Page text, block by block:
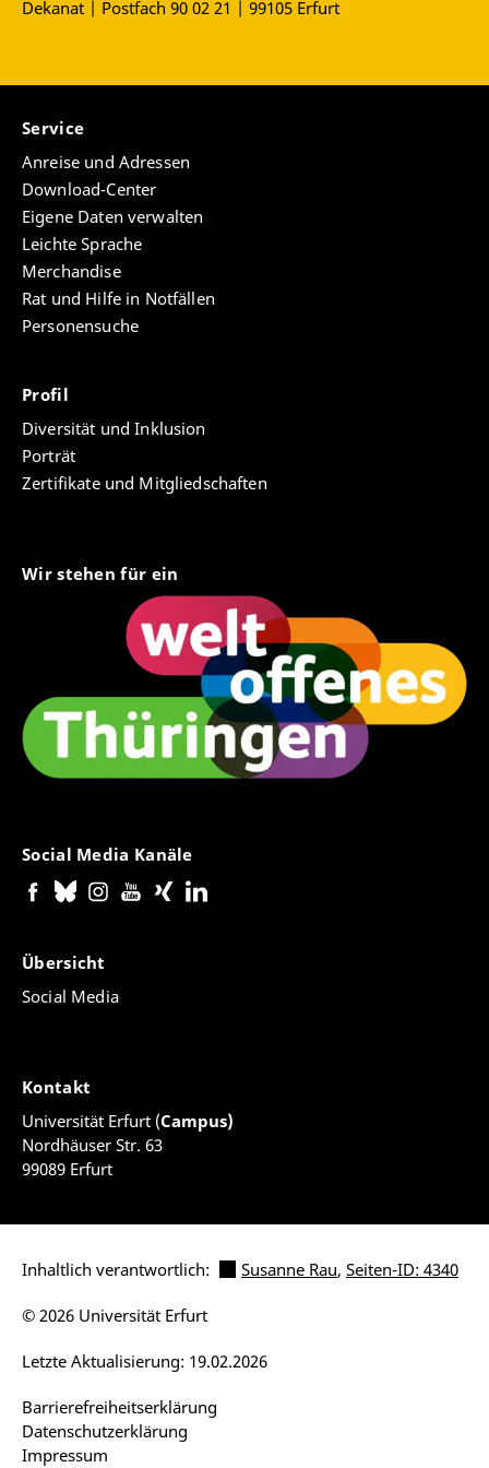
Dekanat | Postfach 90 02 21 | 99105 Erfurt
Service
Anreise und Adressen
Download-Center
Eigene Daten verwalten
Leichte Sprache
Merchandise
Rat und Hilfe in Notfällen
Personensuche
Profil
Diversität und Inklusion
Porträt
Zertifikate und Mitgliedschaften
Wir stehen für ein
Social Media Kanäle
Übersicht
Social Media
Kontakt
Universität Erfurt (Campus)
Nordhäuser Str. 63
99089 Erfurt
Inhaltlich verantwortlich: Susanne Rau, Seiten-ID: 4340
Barrierefreiheitserklärung
Datenschutzerklärung
Impressum
Letzte Aktualisierung: 19.02.2026
© 2026 Universität Erfurt